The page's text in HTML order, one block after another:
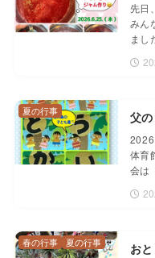
先日
みん
まし
父
体育
会は
夏の行事
お
春の行事 夏の行事